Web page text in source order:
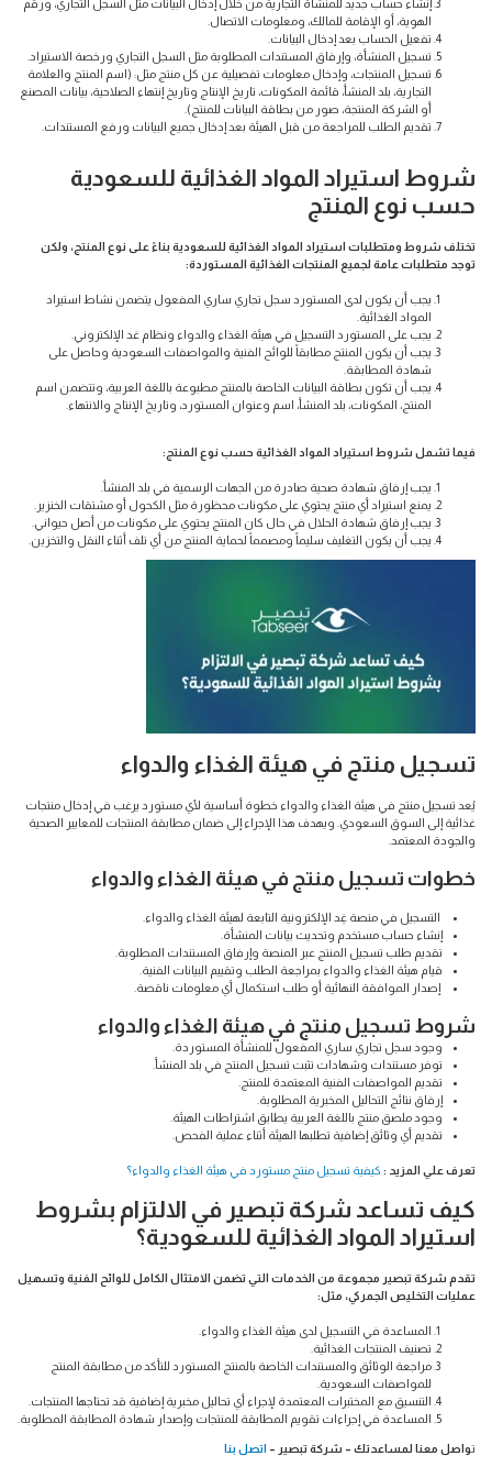
إنشاء حساب جديد للمنشأة التجارية من خلال إدخال البيانات مثل السجل التجاري، ورقم
الهوية، أو الإقامة للمالك، ومعلومات الاتصال.
تفعيل الحساب بعد إدخال البيانات.
تسجيل المنشأة، وإرفاق المستندات المطلوبة مثل السجل التجاري ورخصة الاستيراد.
تسجيل المنتجات، وإدخال معلومات تفصيلية عن كل منتج مثل: (اسم المنتج والعلامة
التجارية، بلد المنشأ، قائمة المكونات، تاريخ الإنتاج وتاريخ إنتهاء الصلاحية، بيانات المصنع
أو الشركة المنتجة، صور من بطاقة البيانات للمنتج).
تقديم الطلب للمراجعة من قبل الهيئة بعد إدخال جميع البيانات ورفع المستندات.
شروط استيراد المواد الغذائية للسعودية
حسب نوع المنتج
تختلف شروط ومتطلبات استيراد المواد الغذائية للسعودية بناءً على نوع المنتج، ولكن
توجد متطلبات عامة لجميع المنتجات الغذائية المستوردة:
يجب أن يكون لدى المستورد سجل تجاري ساري المفعول يتضمن نشاط استيراد
المواد الغذائية.
يجب على المستورد التسجيل في هيئة الغذاء والدواء ونظام غد الإلكتروني.
يجب أن يكون المنتج مطابقاً للوائح الفنية والمواصفات السعودية وحاصل على
شهادة المطابقة.
يجب أن تكون بطاقة البيانات الخاصة بالمنتج مطبوعة باللغة العربية، وتتضمن اسم
المنتج، المكونات، بلد المنشأ، اسم وعنوان المستورد، وتاريخ الإنتاج والانتهاء.
فيما تشمل شروط استيراد المواد الغذائية حسب نوع المنتج:
يجب إرفاق شهادة صحية صادرة من الجهات الرسمية في بلد المنشأ.
يمنع استيراد أي منتج يحتوي على مكونات محظورة مثل الكحول أو مشتقات الخنزير.
يجب إرفاق شهادة الحلال في حال كان المنتج يحتوي على مكونات من أصل حيواني.
يجب أن يكون التغليف سليماً ومصمماً لحماية المنتج من أي تلف أثناء النقل والتخزين.
تسجيل منتج في هيئة الغذاء والدواء
يُعد تسجيل منتج في هيئة الغذاء والدواء خطوة أساسية لأي مستورد يرغب في إدخال منتجات
غذائية إلى السوق السعودي. ويهدف هذا الإجراء إلى ضمان مطابقة المنتجات للمعايير الصحية
والجودة المعتمد.
خطوات تسجيل منتج في هيئة الغذاء والدواء
التسجيل في منصة غِد الإلكترونية التابعة لهيئة الغذاء والدواء.
إنشاء حساب مستخدم وتحديث بيانات المنشأة.
تقديم طلب تسجيل المنتج عبر المنصة وإرفاق المستندات المطلوبة.
قيام هيئة الغذاء والدواء بمراجعة الطلب وتقييم البيانات الفنية.
إصدار الموافقة النهائية أو طلب استكمال أي معلومات ناقصة.
شروط تسجيل منتج في هيئة الغذاء والدواء
وجود سجل تجاري ساري المفعول للمنشأة المستوردة.
توفر مستندات وشهادات تثبت تسجيل المنتج في بلد المنشأ.
تقديم المواصفات الفنية المعتمدة للمنتج.
إرفاق نتائج التحاليل المخبرية المطلوبة.
وجود ملصق منتج باللغة العربية يطابق اشتراطات الهيئة.
تقديم أي وثائق إضافية تطلبها الهيئة أثناء عملية الفحص.
تعرف علي المزيد :كيفية تسجيل منتج مستورد في هيئة الغذاء والدواء؟
كيف تساعد شركة تبصير في الالتزام بشروط
استيراد المواد الغذائية للسعودية؟
تقدم شركة تبصير مجموعة من الخدمات التي تضمن الامتثال الكامل للوائح الفنية وتسهيل
عمليات التخليص الجمركي، مثل:
المساعدة في التسجيل لدى هيئة الغذاء والدواء.
تصنيف المنتجات الغذائية.
مراجعة الوثائق والمستندات الخاصة بالمنتج المستورد للتأكد من مطابقة المنتج
للمواصفات السعودية.
التنسيق مع المختبرات المعتمدة لإجراء أي تحاليل مخبرية إضافية قد تحتاجها المنتجات.
المساعدة في إجراءات تقويم المطابقة للمنتجات وإصدار شهادة المطابقة المطلوبة.
واصل معنا لمساعدتك – شركة تبصير –اتصل بنا